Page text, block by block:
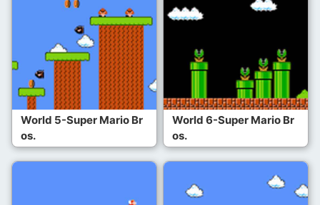
World 5-Super Mario Br
os.
World 6-Super Mario Br
os.